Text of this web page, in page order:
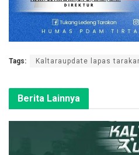
Tags: Kaltaraupdate lapas
Berita Lainnya